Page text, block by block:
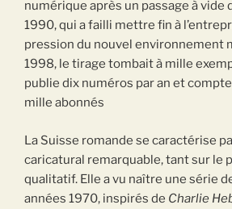
numérique après un passage à vide
1990, qui a failli mettre fin à
pression du nouvel environnement
1998, le tirage tombait à mille
publie dix numéros par an et
mille abonnés
La Suisse romande se caractérise
caricatural remarquable, tant sur le
qualitatif. Elle a vu naître une série
années 1970, inspirés de Charlie